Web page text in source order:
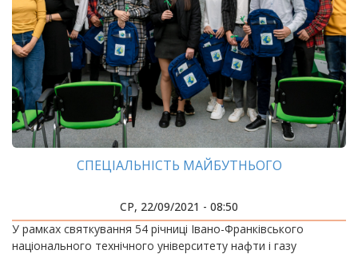
СПЕЦІАЛЬНІСТЬ МАЙБУТНЬОГО
СР, 22/09/2021 - 08:50
У рамках святкування 54 річниці Івано-Франківського
національного технічного університету нафти і газу